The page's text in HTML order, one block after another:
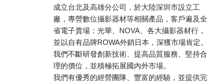
成立台北及高雄分公司，於大陸深圳市設立工
廠，專營數位攝影器材等相關產品，客戶遍及全
省電子賣場：光華、NOVA、各大攝影器材行，
並以自有品牌ROWA外銷日本，深獲市場肯定。
我們不斷研發創新技術、提高品質服務、堅持合
理的價位，並積極拓展國內外市場。
我們有優秀的經營團隊、豐富的經驗，並提供完